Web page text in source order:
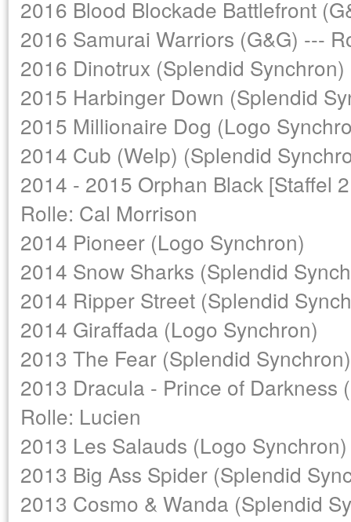
2016 Blood Blockade Battlefront
2016 Samurai Warriors (G&G) ---
2016 Dinotrux (Splendid Synchron)
2015 Harbinger Down (Splendid
2015 Millionaire Dog (Logo
2014 Cub (Welp) (Splendid
2014 - 2015 Orphan Black [Staffel
Rolle: Cal Morrison
2014 Pioneer (Logo Synchron)
2014 Snow Sharks (Splendid
2014 Ripper Street (Splendid
2014 Giraffada (Logo Synchron)
2013 The Fear (Splendid
2013 Dracula - Prince of Darkness
Rolle: Lucien
2013 Les Salauds (Logo Synchron)
2013 Big Ass Spider (Splendid
2013 Cosmo & Wanda (Splendid